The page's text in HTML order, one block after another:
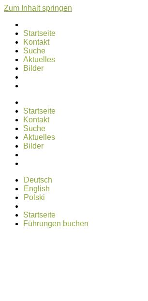
Zum Inhalt springen
Startseite
Kontakt
Suche
Aktuelles
Bilder
Startseite
Kontakt
Suche
Aktuelles
Bilder
Deutsch
English
Polski
Startseite
Führungen buchen